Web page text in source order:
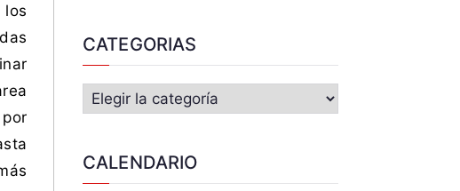
CATEGORIAS
CALENDARIO